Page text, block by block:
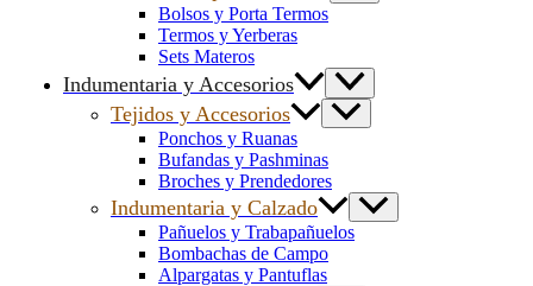
Bolsos y Porta Termos
Termos y Yerberas
Sets Materos
Indumentaria y Accesorios
Tejidos y Accesorios
Ponchos y Ruanas
Bufandas y Pashminas
Broches y Prendedores
Indumentaria y Calzado
Pañuelos y Trabapañuelos
Bombachas de Campo
Alpargatas y Pantuflas